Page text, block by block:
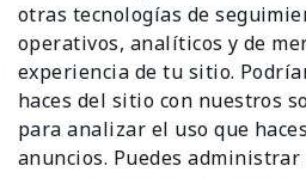
otras tecnologías de
operativos, analíticos y de
experiencia de tu sitio.
haces del sitio con nuestros
para analizar el uso que
anuncios. Puedes